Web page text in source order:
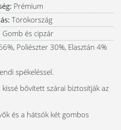
Prémium
Törökország
Gomb és cipzár
Poliészter 30%, Elasztán 4%
spékeléssel.
kissé bővített szárai biztosítják az
és a hátsók két gombos